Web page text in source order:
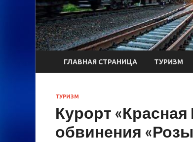
ГЛАВНАЯ СТРАНИЦА ТУРИЗМ
ТУРИЗМ
Курорт
обвинения